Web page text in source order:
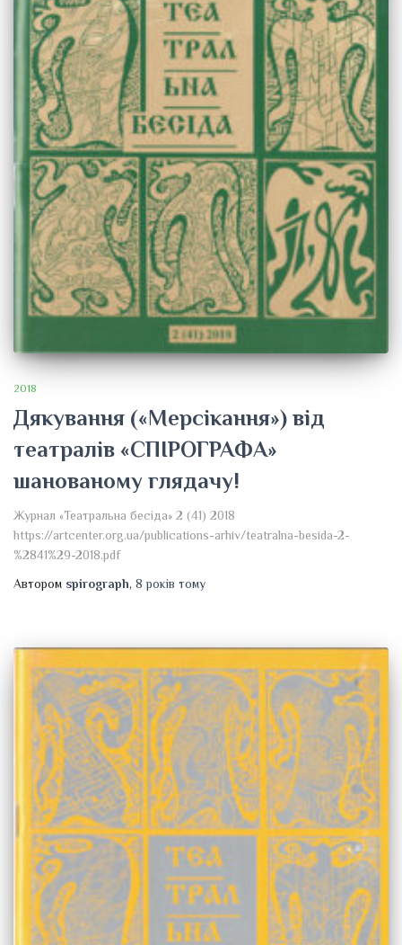
2018
Дякування («Мерсікання») від
театралів «СПІРОГРАФА»
шанованому глядачу!
Журнал «Театральна бесіда» 2 (41) 2018
https://artcenter.org.ua/publications-arhiv/teatralna-besida-2-
%2841%29-2018.pdf
Автором spirograph, 8 років тому